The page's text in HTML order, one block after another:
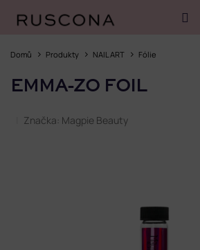
Domů Produkty NAIL ART Fólie
EMMA-ZO FOIL
Značka: Magpie Beauty